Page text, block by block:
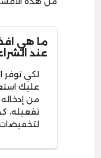
ما هي
عند
لكي توفر
عليك
من
تفعيله،
لتخفيضات